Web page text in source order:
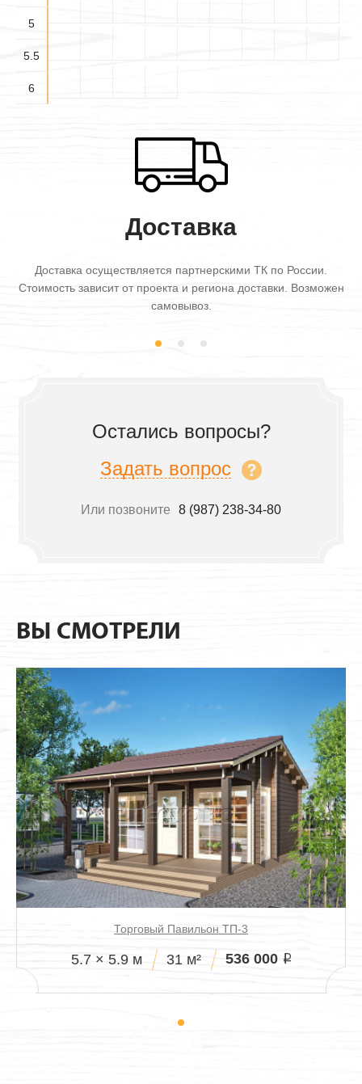
5
5.5
6
Доставка
Доставка осуществляется партнерскими ТК по России.
Стоимость зависит от проекта и региона доставки. Возможен
самовывоз.
Остались вопросы?
Задать вопрос
Или позвоните 8 (987) 238-34-80
ВЫ СМОТРЕЛИ
Торговый Павильон ТП-3
5.7 × 5.9 м 31 м² 536 000 i